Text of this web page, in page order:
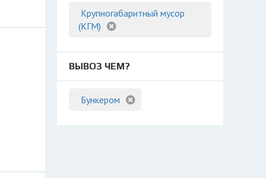
Крупногабаритный мусор
(КГМ)
ВЫВОЗ ЧЕМ?
Бункером